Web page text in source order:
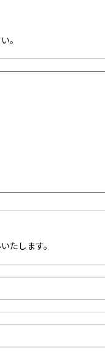
。
たします。